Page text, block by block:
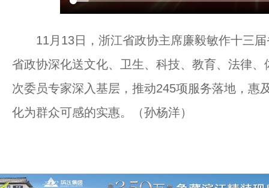
11月13日，浙江省政协主席廉毅敏作十三届
省政协深化送文化、卫生、科技、教育、法律、
次委员专家深入基层，推动245项服务落地，惠
化为群众可感的实惠。（孙杨洋）